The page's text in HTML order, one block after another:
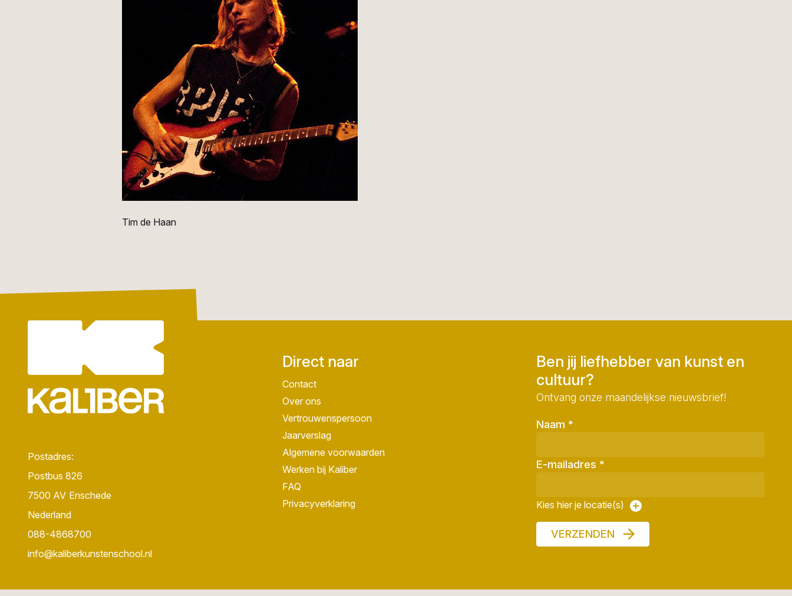
Tim de Haan
Postadres:
Postbus 826
7500 AV Enschede
Nederland
088-4868700
info@kaliberkunstenschool.nl
Direct naar
Contact
Over ons
Vertrouwenspersoon
Jaarverslag
Algemene voorwaarden
Werken bij Kaliber
FAQ
Privacyverklaring
Ben jij liefhebber van kunst en
cultuur?
Ontvang onze maandelijkse nieuwsbrief!
Naam *
E-mailadres *
Kies hier je locatie(s)
VERZENDEN